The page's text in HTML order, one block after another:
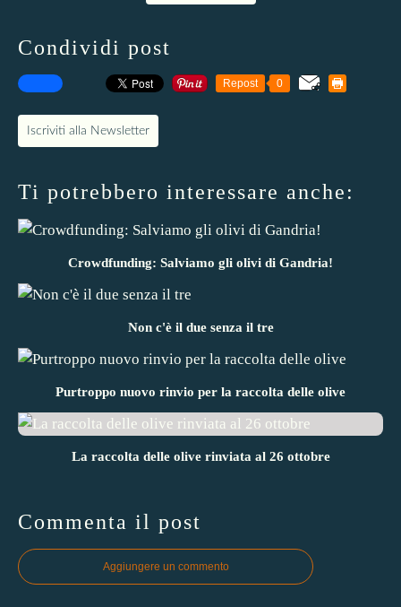
Condividi post
Repost 0
Iscriviti alla Newsletter
Ti potrebbero interessare anche:
Crowdfunding: Salviamo gli olivi di Gandria!
Non c'è il due senza il tre
Purtroppo nuovo rinvio per la raccolta delle olive
La raccolta delle olive rinviata al 26 ottobre
Commenta il post
Aggiungere un commento